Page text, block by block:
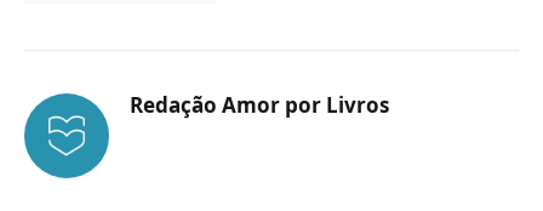
Redação Amor por Livros